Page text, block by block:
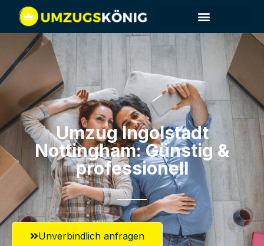
Umzug Ingolstadt​
Nottingham: Günstig &
professionell​
Unverbindlich anfragen